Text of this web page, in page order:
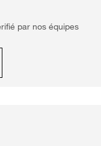
par nos équipes